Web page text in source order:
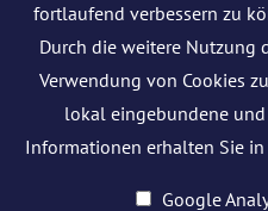
fortlaufend verbessern zu
Durch die weitere Nutzung
Verwendung von Cookies
lokal eingebundene und
Informationen erhalten Sie in
Google